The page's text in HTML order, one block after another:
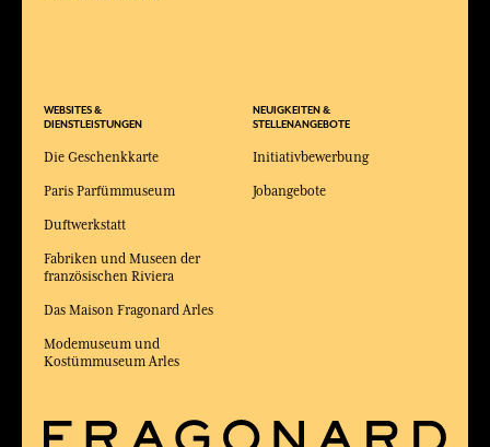
WEBSITES &
DIENSTLEISTUNGEN
Die Geschenkkarte
Paris Parfümmuseum
Duftwerkstatt
Fabriken und Museen der
französischen Riviera
Das Maison Fragonard Arles
Modemuseum und
Kostümmuseum Arles
NEUIGKEITEN &
STELLENANGEBOTE
Initiativbewerbung
Jobangebote